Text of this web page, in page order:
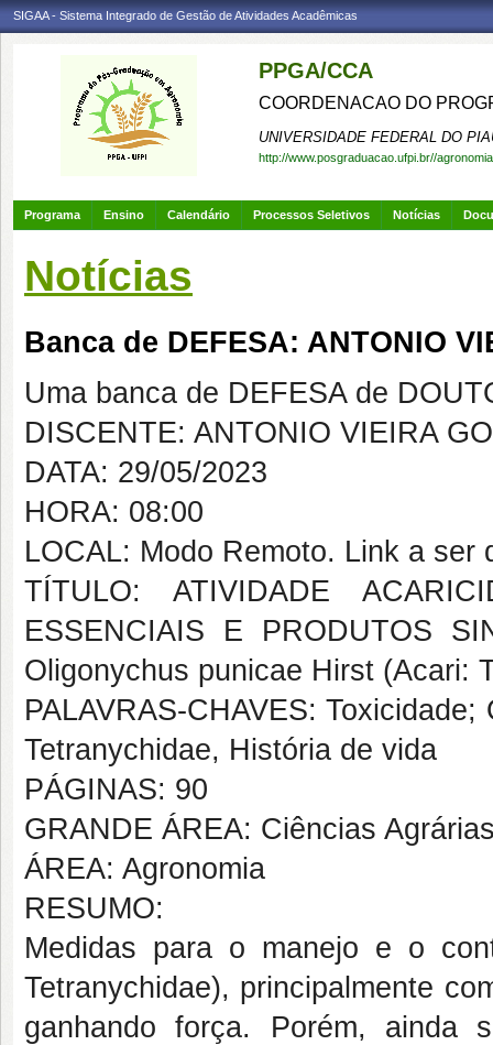
SIGAA - Sistema Integrado de Gestão de Atividades Acadêmicas
PPGA/CCA
COORDENACAO DO
UNIVERSIDADE FEDERAL DO
http://www.posgraduacao.ufpi.br//agronomia
Programa Ensino Calendário Processos Seletivos Notícias
Notícias
Banca de DEFESA: ANTONIO
Uma banca de DEFESA de
DISCENTE: ANTONIO VIEIRA
DATA: 29/05/2023
HORA: 08:00
LOCAL: Modo Remoto. Link a ser
TÍTULO: ATIVIDADE
ESSENCIAIS E PRODUTOS
Oligonychus punicae Hirst (Acari:
PALAVRAS-CHAVES:
Tetranychidae, História de vida
PÁGINAS: 90
GRANDE ÁREA: Ciências
ÁREA: Agronomia
RESUMO:
Medidas para o manejo e o
Tetranychidae), principalmente
ganhando força. Porém,